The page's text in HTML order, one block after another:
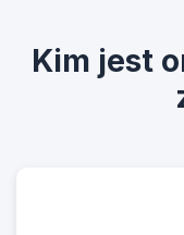
Kim jest